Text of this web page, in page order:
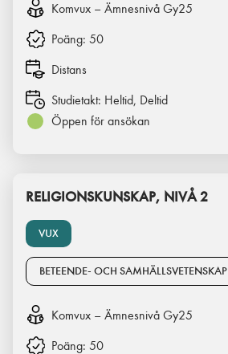
Komvux – Ämnesnivå Gy25
Poäng: 50
Distans
Studietakt: Heltid, Deltid
Öppen för ansökan
VUX
RELIGIONSKUNSKAP, NIVÅ 2
BETEENDE- OCH SAMHÄLLSVETENSKAP
Komvux – Ämnesnivå Gy25
Poäng: 50